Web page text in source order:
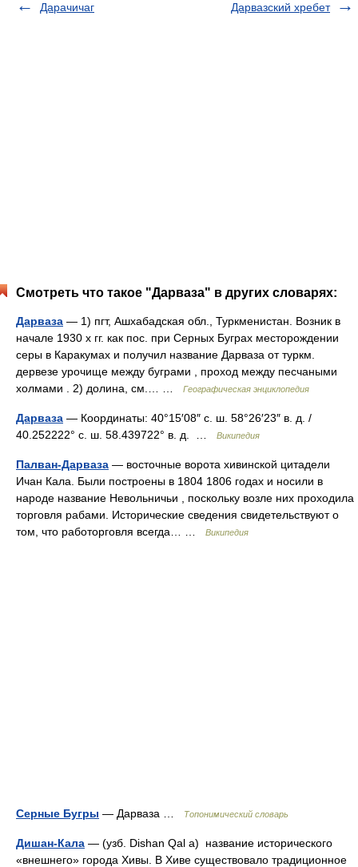
Дарачичаг
Дарвазский хребет
Смотреть что такое "Дарваза" в других словарях:
Дарваза — 1) пгт, Ашхабадская обл., Туркменистан. Возник в
начале 1930 х гг. как пос. при Серных Буграх месторождении
серы в Каракумах и получил название Дарваза от туркм.
дервезе урочище между буграми , проход между песчаными
холмами . 2) долина, см.… …
Географическая энциклопедия
Дарваза — Координаты: 40°15′08″ с. ш. 58°26′23″ в. д. /
40.252222° с. ш. 58.439722° в. д. …
Википедия
Палван-Дарваза — восточные ворота хивинской цитадели
Ичан Кала. Были построены в 1804 1806 годах и носили в
народе название Невольничьи , поскольку возле них проходила
торговля рабами. Исторические сведения свидетельствуют о
том, что работорговля всегда… …
Википедия
Серные Бугры — Дарваза … Топонимический словарь
Дишан-Кала — (узб. Dishan Qal a) название исторического
«внешнего» города Хивы. В Хиве существовало традиционное